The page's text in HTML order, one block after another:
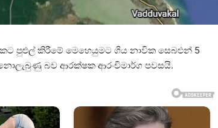
කට පුළුල් කිරීමේ මෙහෙයුමට ගිය නාවික සෙබළුන් 5
බව ආරක්ෂක ආරංචිමාර්ග පවසයි.